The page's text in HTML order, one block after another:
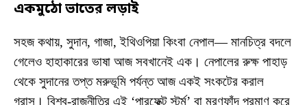
একমুঠো ভাতের লড়াই
সহজ কথায়, সুদান, গাজা, ইথিওপিয়া কিংবা নেপাল— মানচিত্র বদলে
গেলেও হাহাকারের ভাষা আজ সবখানেই এক। নেপালের রুক্ষ পাহাড়
থেকে সুদানের তপ্ত মরুভূমি পর্যন্ত আজ একই সংকটের করাল
গ্রাস। বিশ্ব-রাজনীতির এই ‘পারফেক্ট স্টর্ম’ বা মরণফাঁদ প্রমাণ করে